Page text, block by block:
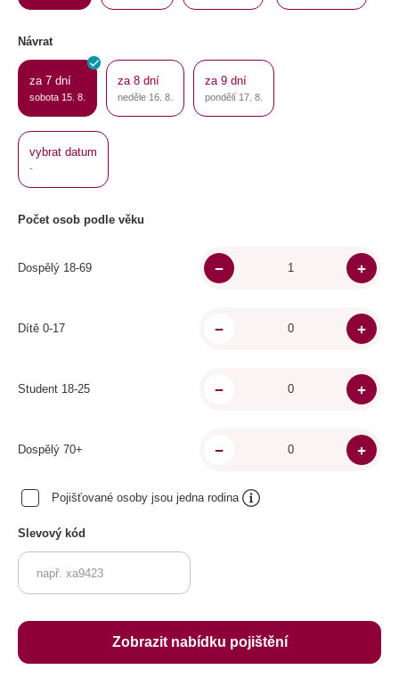
Návrat
za 7 dní
sobota 15. 8.
za 8 dní
neděle 16. 8.
za 9 dní
pondělí 17. 8.
vybrat datum
-
Počet osob podle věku
Dospělý 18-69
Dítě 0-17
Student 18-25
Dospělý 70+
Pojišťované osoby jsou jedna rodina
Slevový kód
Zobrazit nabídku pojištění